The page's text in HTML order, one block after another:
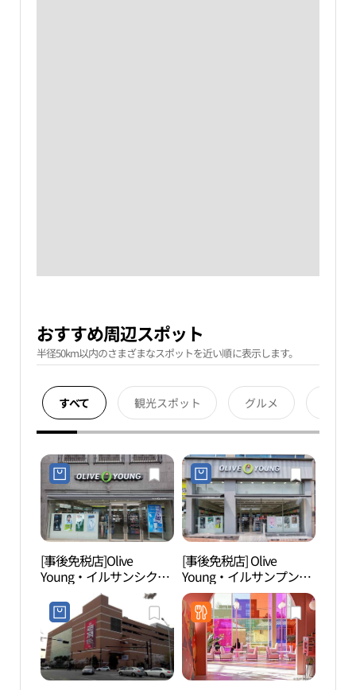
おすすめ周辺スポット
半径50km以内のさまざまなスポットを近い順に表示します。
すべて 観光スポット グルメ
[事後免税店]Olive
Young・イルサンシクサ
（一山食寺）店(올리브
영 일산식사점)
[事後免税店] Olive
Young・イルサンプンド
ン（一山楓洞）店(올리
브영 일산풍동점)